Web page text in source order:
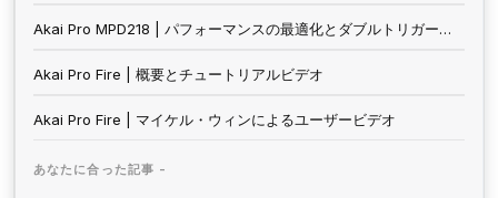
Akai Pro MPD218 | パフォーマンスの最適化とダブルトリガーの抑制
Akai Pro Fire | 概要とチュートリアルビデオ
Akai Pro Fire | マイケル・ウィンによるユーザービデオ
あなたに合った記事 -